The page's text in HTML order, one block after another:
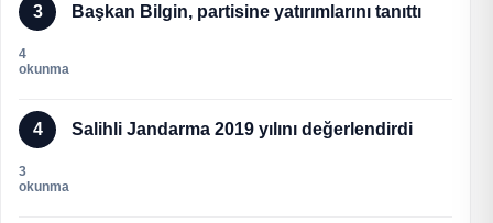
3 Başkan Bilgin, partisine yatırımlarını tanıttı
4
okunma
4 Salihli Jandarma 2019 yılını değerlendirdi
3
okunma